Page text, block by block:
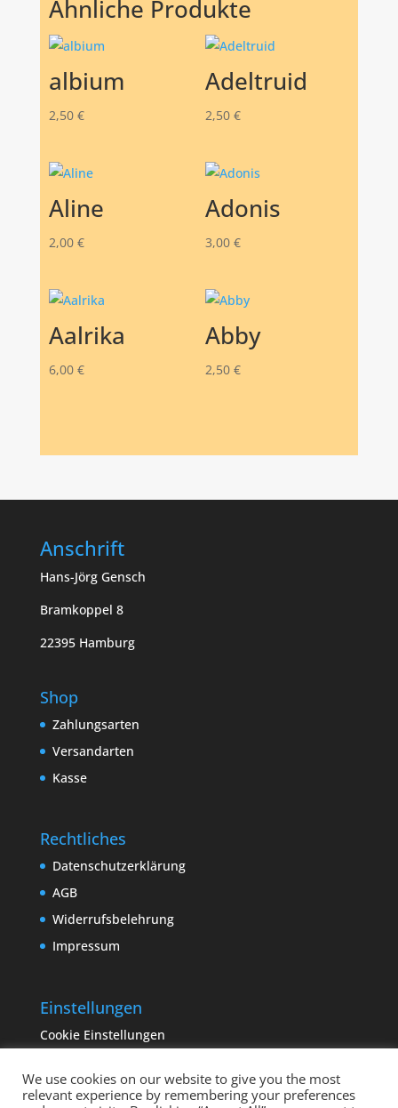
Ähnliche Produkte
albium
2,50 €
Adeltruid
2,50 €
Aline
2,00 €
Adonis
3,00 €
Aalrika
6,00 €
Abby
2,50 €
Anschrift
Hans-Jörg Gensch
Bramkoppel 8
22395 Hamburg
Shop
Zahlungsarten
Versandarten
Kasse
Rechtliches
Datenschutzerklärung
AGB
Widerrufsbelehrung
Impressum
Einstellungen
Cookie Einstellungen
We use cookies on our website to give you the most
relevant experience by remembering your preferences